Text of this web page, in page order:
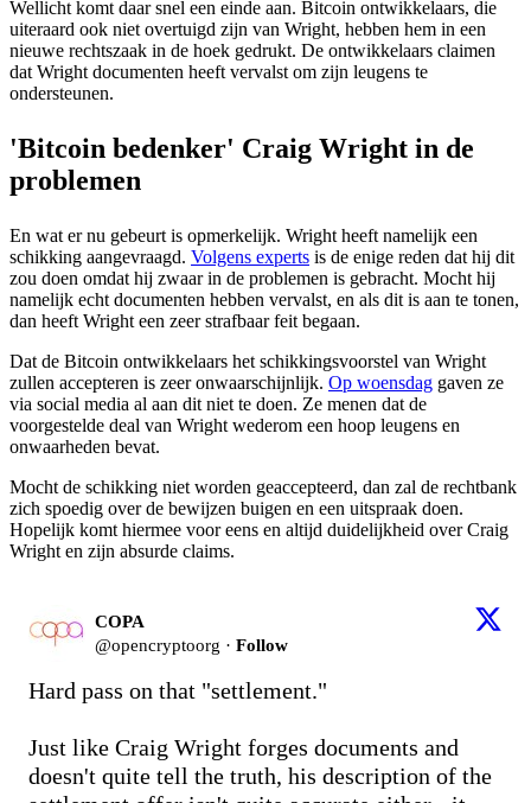
Wellicht komt daar snel een einde aan. Bitcoin ontwikkelaars, die
uiteraard ook niet overtuigd zijn van Wright, hebben hem in een
nieuwe rechtszaak in de hoek gedrukt. De ontwikkelaars claimen
dat Wright documenten heeft vervalst om zijn leugens te
ondersteunen.
'Bitcoin bedenker' Craig Wright in de
problemen
En wat er nu gebeurt is opmerkelijk. Wright heeft namelijk een
schikking aangevraagd. Volgens experts is de enige reden dat hij dit
zou doen omdat hij zwaar in de problemen is gebracht. Mocht hij
namelijk echt documenten hebben vervalst, en als dit is aan te tonen,
dan heeft Wright een zeer strafbaar feit begaan.
Dat de Bitcoin ontwikkelaars het schikkingsvoorstel van Wright
zullen accepteren is zeer onwaarschijnlijk. Op woensdag gaven ze
via social media al aan dit niet te doen. Ze menen dat de
voorgestelde deal van Wright wederom een hoop leugens en
onwaarheden bevat.
Mocht de schikking niet worden geaccepteerd, dan zal de rechtbank
zich spoedig over de bewijzen buigen en een uitspraak doen.
Hopelijk komt hiermee voor eens en altijd duidelijkheid over Craig
Wright en zijn absurde claims.
COPA
@opencryptoorg · Follow
Hard pass on that "settlement."
Just like Craig Wright forges documents and
doesn't quite tell the truth, his description of the